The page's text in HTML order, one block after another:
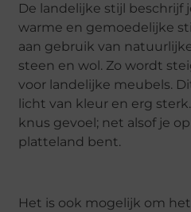
De landelijke stijl beschrijf
warme en gemoedelijke
aan gebruik van
steen en wol. Zo wordt
voor landelijke meubels.
licht van kleur en erg
knus gevoel; net alsof je
platteland bent.
Het is ook mogelijk om